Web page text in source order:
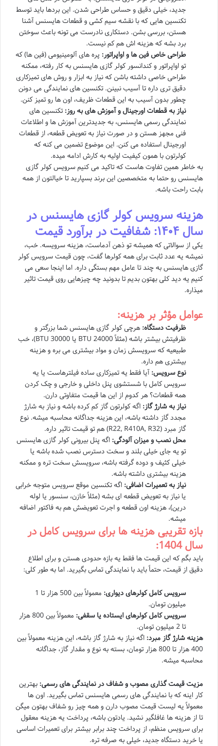
جدید، خیلی دقیق و حساس طراحی شدن. این بردها باید توسط
تکنسین هایی که با نقشه سیم کشی و قطعات هایسنس آشنا
هستن، بررسی بشن. دستکاری نادرست می تونه باعث سوختن
برد بشه که هزینه اش هم کم نیست.
طراحی خاص فین ها و اواپراتور: پره های آلومینیومی (فین ها) که
تو اواپراتور و کندانسور کولر گازی هایسنس به کار رفته، ممکنه
طراحی خاصی داشته باشن که نیاز به ابزار و روش های تمیزکاری
دقیق تری داره تا آسیب نبینن. تکنسین های نمایندگی می دونن
چطور بدون آسیب به این قطعات ظریف، اون ها رو تمیز کنن.
نیاز به قطعات اورجینال و آموزش های به روز: تکنسین های
نمایندگی رسمی هایسنس، به جدیدترین آموزش ها و اطلاعات
فنی مجهز هستن و در صورت نیاز به تعویض قطعه، از قطعات
اورجینال استفاده می کنن. این موضوع تضمین می کنه که
کولرتون با همون کیفیت اولیه به کارش ادامه میده.
به خاطر همین تفاوت هاست که تاکید می کنیم سرویس کولر گازی
هایسنس رو حتما به متخصصین این برند بسپارید تا خیالتون از همه
بابت راحت باشه.
هزینه سرویس کولر گازی هایسنس در
سال ۱۴۰۴: شفافیت در برآورد قیمت
یکی از سوالاتی که همیشه تو ذهن آدماست، هزینه سرویسه. خب،
نمیشه یه عدد ثابت برای همه کولرها گفت، چون قیمت سرویس کولر
گازی هایسنس به چند تا عامل مهم بستگی داره. اما اینجا سعی می
کنیم یه دید کلی بهتون بدیم تا بدونید چه چیزهایی روی قیمت تاثیر
میذاره.
عوامل مؤثر بر هزینه:
ظرفیت دستگاه: هرچی کولر گازی هایسنس شما بزرگتر و
ظرفیتش بیشتر باشه (مثلاً 24000 BTU یا 30000 BTU)، خب
طبیعیه که سرویسش زمان و مواد بیشتری می بره و هزینه
بیشتری هم داره.
نوع سرویس: آیا فقط یه تمیزکاری ساده فیلترهاست یا یه
سرویس کامل با شستشوی پنل داخلی و خارجی و چک کردن
همه قطعات؟ هر کدوم از این ها قیمت متفاوتی دارن.
نیاز به شارژ گاز: اگه کولرتون گاز کم کرده باشه و نیاز به شارژ
مجدد گاز داشته باشه، این هزینه جداگانه محاسبه میشه. نوع
گاز مبرد (R22, R410A, R32) هم تو قیمت تاثیر داره.
محل نصب و میزان آلودگی: اگه پنل بیرونی کولر گازی هایسنس
تو یه جای خیلی بلند و سخت دسترس نصب شده باشه یا
خیلی کثیف و دوده گرفته باشه، سرویسش سخت تره و ممکنه
هزینه بیشتری داشته باشه.
نیاز به تعمیرات اضافی: اگه تکنسین موقع سرویس متوجه خرابی
یا نیاز به تعویض قطعه ای بشه (مثلاً خازن، سنسور یا لوله
درین)، هزینه اون قطعه و اجرت تعویضش هم به فاکتور اضافه
میشه.
بازه تقریبی هزینه ها برای سرویس کامل در
سال 1404:
باید بگم که این قیمت ها فقط یه بازه حدودی هستن و برای اطلاع
دقیق از قیمت، حتماً باید با نمایندگی تماس بگیرید. اما به طور کلی:
سرویس کامل کولرهای دیواری:
معمولاً بین 500 هزار تا 1
میلیون تومان.
سرویس کامل کولرهای ایستاده یا سقفی:
معمولاً بین 800 هزار
تا 2 میلیون تومان.
هزینه شارژ گاز مبرد: اگه نیاز به شارژ گاز باشه، این هزینه معمولاً بین
400 هزار تا 800 هزار تومان، بسته به نوع و مقدار گاز، جداگانه
محاسبه میشه.
مزیت قیمت گذاری مصوب و شفاف در نمایندگی های رسمی: بهترین
کار اینه که با نمایندگی های رسمی هایسنس تماس بگیرید. اون ها
معمولاً یه لیست قیمت مصوب دارن و همه چیز رو شفاف بهتون میگن
تا از هزینه ها غافلگیر نشید. یادتون باشه، پرداخت یه هزینه معقول
برای سرویس منظم، از پرداخت چند برابر بیشتر برای تعمیرات اساسی
یا خرید دستگاه جدید، خیلی به صرفه تره.